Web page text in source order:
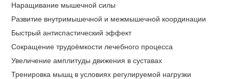
Наращивание мышечной силы
Развитие внутримышечной и межмышечной координации
Быстрый антиспастический эффект
Сокращение трудоёмкости лечебного процесса
Увеличение амплитуды движения в суставах
Тренировка мышц в условиях регулируемой нагрузки